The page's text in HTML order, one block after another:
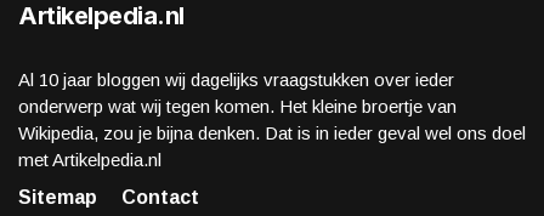
Artikelpedia.nl
Al 10 jaar bloggen wij dagelijks vraagstukken over ieder
onderwerp wat wij tegen komen. Het kleine broertje van
Wikipedia, zou je bijna denken. Dat is in ieder geval wel ons doel
met Artikelpedia.nl
Sitemap
Contact